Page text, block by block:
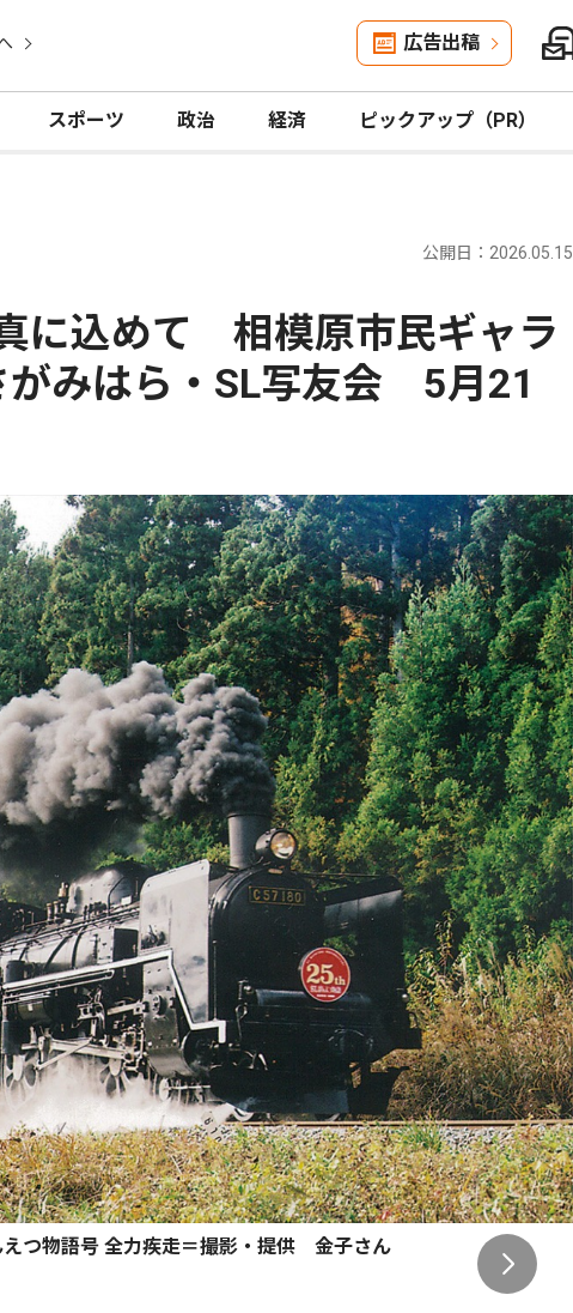
広告出稿
スポーツ 政治 経済 ピックアップ（PR）
公開日：2026.05.15
に込めて 相模原市民ギャラ
がみはら・SL写友会 5月21
えつ物語号 全力疾走＝撮影・提供 金子さん